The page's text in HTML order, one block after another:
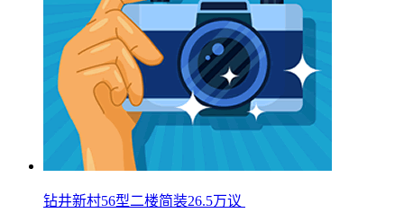
钻井新村56型二楼简装26.5万议